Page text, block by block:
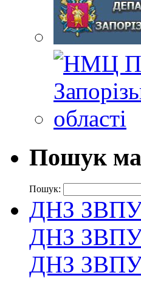
Пошук
Пошук:
ДНЗ ЗВПУ
ДНЗ ЗВПУ
ДНЗ ЗВПУ